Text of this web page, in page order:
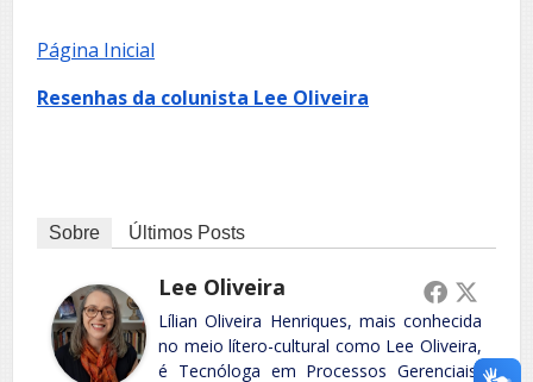
Página Inicial
Resenhas da colunista Lee Oliveira
Sobre Últimos Posts
Lee Oliveira
Lílian Oliveira Henriques, mais conhecida
no meio lítero-cultural como Lee Oliveira,
é Tecnóloga em Processos Gerenciais,